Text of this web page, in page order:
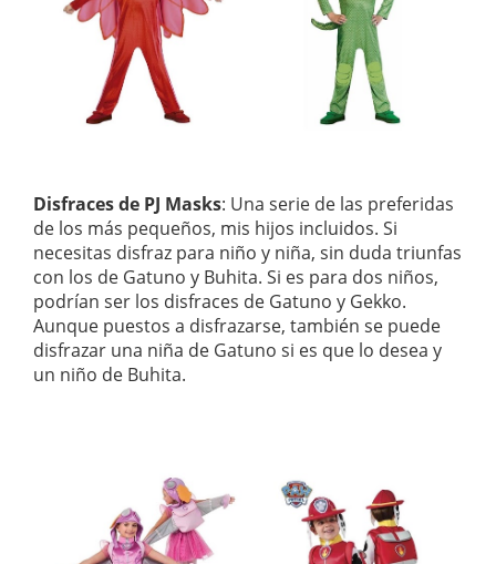
Disfraces de PJ Masks: Una serie de las preferidas
de los más pequeños, mis hijos incluidos. Si
necesitas disfraz para niño y niña, sin duda triunfas
con los de Gatuno y Buhita. Si es para dos niños,
podrían ser los disfraces de Gatuno y Gekko.
Aunque puestos a disfrazarse, también se puede
disfrazar una niña de Gatuno si es que lo desea y
un niño de Buhita.